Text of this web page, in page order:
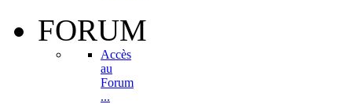
FORUM
Accès
au
Forum
...